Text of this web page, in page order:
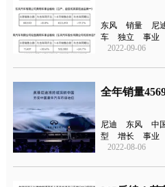
东风 销量 尼
车
独立 事业
2022-09-06
尼迪 东风 中
型
增长 事业
2022-08-06